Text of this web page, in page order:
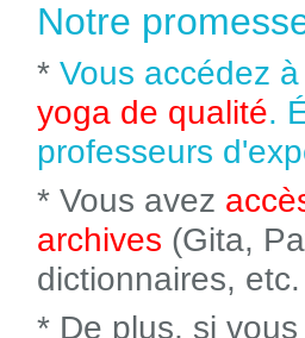
Notre
* Vous accédez
yoga de qualité.
professeurs
* Vous avez
archives (Gita,
dictionnaires, etc.
* De plus, si